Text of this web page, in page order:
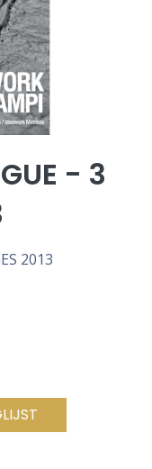
- 3
2013